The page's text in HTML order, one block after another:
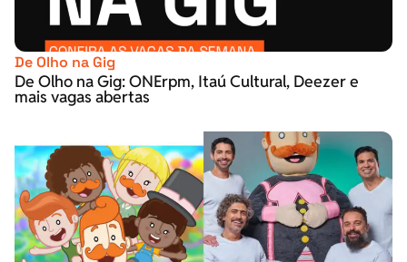
De Olho na Gig
De Olho na Gig: ONErpm, Itaú Cultural, Deezer e
mais vagas abertas